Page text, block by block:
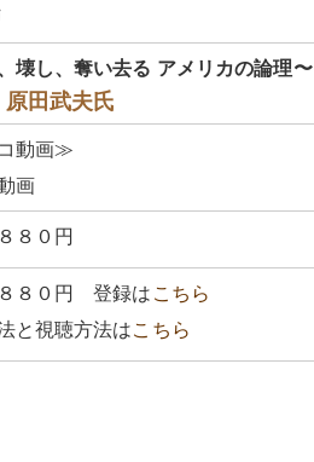
壊し、奪い去る アメリカの論理〜
田武夫氏
動画≫
画
８０円
８０円 登録は こちら
と視聴方法はこちら